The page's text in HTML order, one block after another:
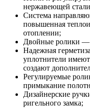
нержавеющей
Система
повышенная
отоплении;
Двойные ролики —
Надежная
уплотнители
создают
Регулируемые
примыкание
Дизайнерские